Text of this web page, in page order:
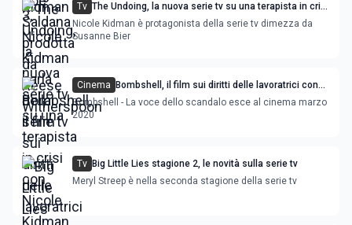
Tv The Undoing, la nuova serie tv su una terapista in crisi
con Nicole Kidman
Nicole Kidman è protagonista della serie tv dimezza da
Susanne Bier
Cinema
Bombshell, il film sui diritti delle lavoratrici con
Charlize Theron e Margot Robbie
Bombshell - La voce dello scandalo esce al cinema marzo
2020
Tv Big Little Lies stagione 2, le novità sulla serie tv
Meryl Streep è nella seconda stagione della serie tv